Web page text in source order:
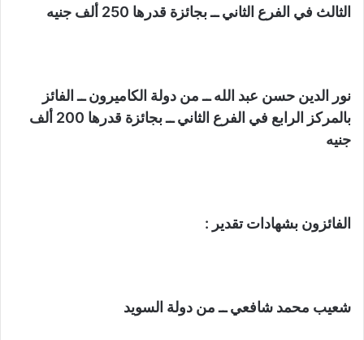
الثالث في الفرع الثاني ــ بجائزة قدرها 250 ألف جنيه
نور الدين حسن عبد الله ــ من دولة الكاميرون ــ الفائز
بالمركز الرابع في الفرع الثاني ــ بجائزة قدرها 200 ألف
جنيه
الفائزون بشهادات تقدير :
شعيب محمد شافعي ــ من دولة السويد